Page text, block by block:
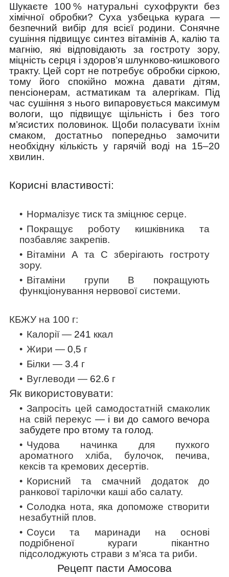
Шукаєте 100 % натуральні сухофрукти без
хімічної обробки? Суха узбецька курага —
безпечний вибір для всієї родини. Сонячне
сушіння підвищує синтез вітамінів А, калію та
магнію, які відповідають за гостроту зору,
міцність серця і здоров’я шлунково-кишкового
тракту. Цей сорт не потребує обробки сіркою,
тому його спокійно можна давати дітям,
пенсіонерам, астматикам та алергікам. Під
час сушіння з нього випаровується максимум
вологи, що підвищує щільність і без того
м’ясистих половинок. Щоби поласувати їхнім
смаком, достатньо попередньо замочити
необхідну кількість у гарячій воді на 15–20
хвилин.
Корисні властивості:
Нормалізує тиск та зміцнює серце.
Покращує роботу кишківника та
позбавляє закрепів.
Вітаміни А та С зберігають гостроту
зору.
Вітаміни групи В покращують
функціонування нервової системи.
КБЖУ на 100 г:
Калорії — 241 ккал
Жири — 0,5 г
Білки — 3.4 г
Вуглеводи — 62.6 г
Як використовувати:
Запросіть цей самодостатній смаколик
на свій перекус — і ви до самого вечора
забудете про втому та голод.
Чудова начинка для пухкого
ароматного хліба, булочок, печива,
кексів та кремових десертів.
Корисний та смачний додаток до
ранкової тарілочки каші або салату.
Солодка нота, яка допоможе створити
незабутній плов.
Соуси та маринади на основі
подрібненої кураги пікантно
підсолоджують страви з м’яса та риби.
Рецепт пасти Амосова